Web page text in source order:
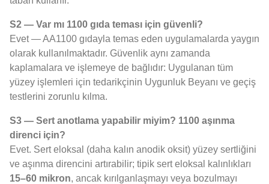
S2 — Var mı 1100 gıda teması için güvenli?
Evet — AA1100 gıdayla temas eden uygulamalarda yaygın
olarak kullanılmaktadır. Güvenlik aynı zamanda
kaplamalara ve işlemeye de bağlıdır: Uygulanan tüm
yüzey işlemleri için tedarikçinin Uygunluk Beyanı ve geçiş
testlerini zorunlu kılma.
S3 — Sert anotlama yapabilir miyim? 1100 aşınma
direnci için?
Evet. Sert eloksal (daha kalın anodik oksit) yüzey sertliğini
ve aşınma direncini artırabilir; tipik sert eloksal kalınlıkları
15–60 mikron, ancak kırılganlaşmayı veya bozulmayı